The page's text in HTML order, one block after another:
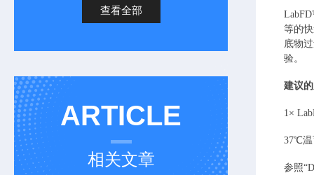
查看全部
ARTICLE
相关文章
等的
底物
验。
建议
1×
37℃温
参照